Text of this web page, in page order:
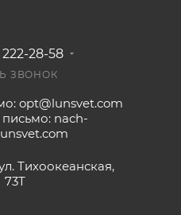
222-28-58
ЗВОНОК
opt@lunsvet.com
письмо: nach-
Тихоокеанская,
73Т